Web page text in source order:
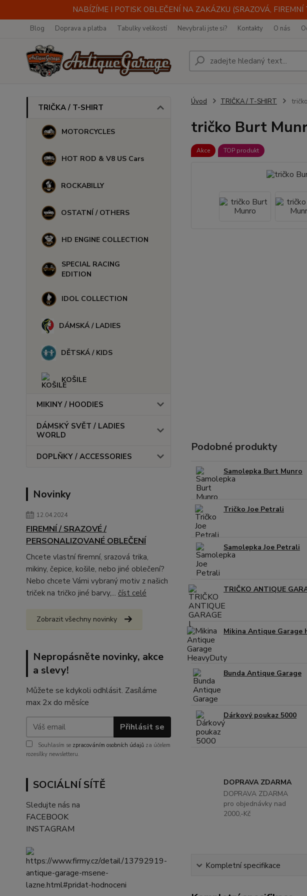
NABÍZÍME I POTISK OBLEČENÍ NA ZAKÁZKU (SRAZOVÁ,
Blog Doprava a platba Tabulky velikostí Nevybrali jste si? Kontakty O nás
TRIČKA / T-SHIRT
MOTORCYCLES
HOT ROD & V8 US Cars
ROCKABILLY
OSTATNÍ / OTHERS
HD ENGINE COLLECTION
SPECIAL RACING
EDITION
IDOL COLLECTION
DÁMSKÁ / LADIES
DĚTSKÁ / KIDS
KOŠILE
MIKINY / HOODIES
DÁMSKÝ SVĚT / LADIES
WORLD
DOPLŇKY / ACCESSORIES
Novinky
12.04.2024
FIREMNÍ / SRAZOVÉ /
PERSONALIZOVANÉ OBLEČENÍ
Chcete vlastní firemní, srazová trika,
mikiny, čepice, košile, nebo jiné oblečení?
Nebo chcete Vámi vybraný motiv z našich
triček na tričko jiné barvy,... číst celé
Zobrazit všechny novinky
Nepropásněte novinky, akce
a slevy!
Můžete se kdykoli odhlásit. Zasíláme
max 2x do měsíce
Přihlásit se
Souhlasím se zpracováním osobních údajů za účelem
rozesílky newsletteru.
SOCIÁLNÍ SÍTĚ
Sledujte nás na
FACEBOOK
INSTAGRAM
Úvod TRIČKA / T-SHIRT
tričko Burt
Akce TOP produkt
Podobné produkty
Samolepka Burt Munro
Tričko Joe Petrali
Samolepka Joe Petrali
TRIČKO ANTIQUE
Mikina Antique Garage
Bunda Antique Garage
Dárkový poukaz 5000
DOPRAVA ZDARMA
DOPRAVA ZDARMA
pro objednávky nad
2000,-Kč
Kompletní specifikace